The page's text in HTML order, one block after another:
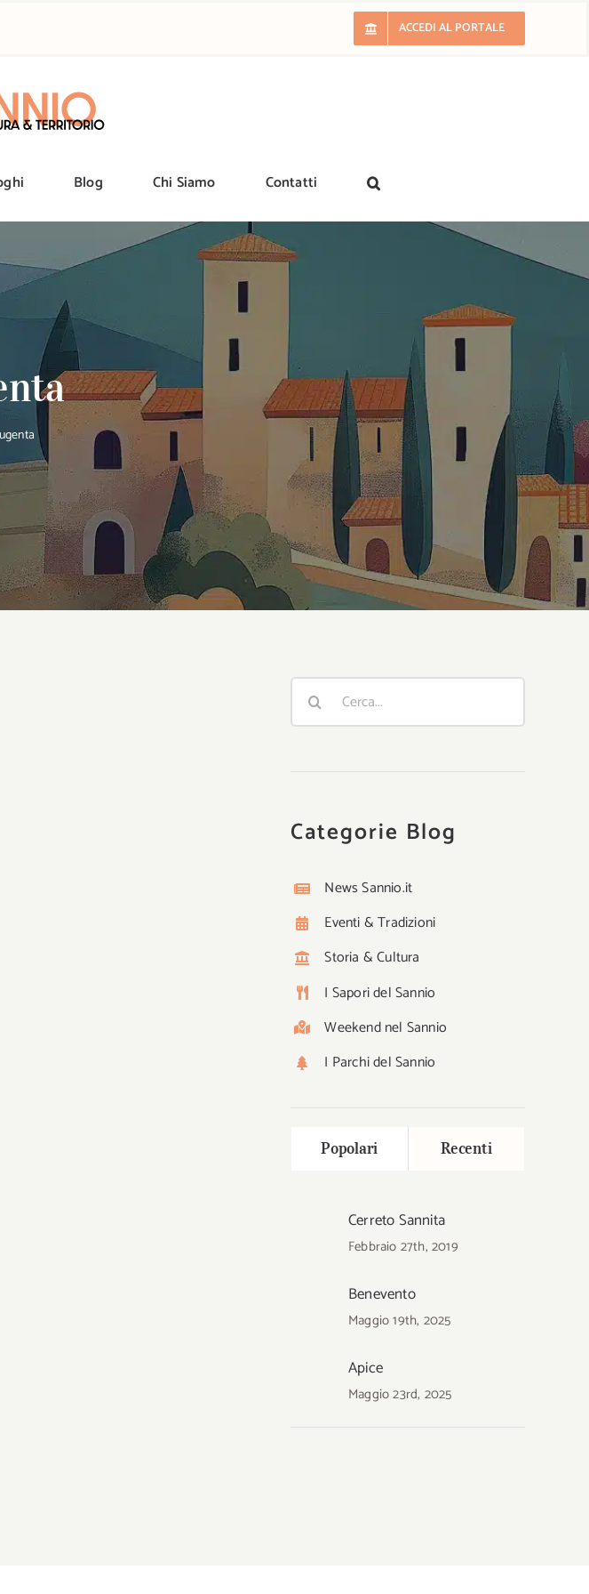
ACCEDI AL PORTALE
Blog Chi Siamo Contatti
Cerca
Categorie Blog
News Sannio.it
Eventi & Tradizioni
Storia & Cultura
I Sapori del Sannio
Weekend nel Sannio
I Parchi del Sannio
Popolari Recenti
Cerreto Sannita
Febbraio 27th, 2019
Benevento
Maggio 19th, 2025
Apice
Maggio 23rd, 2025